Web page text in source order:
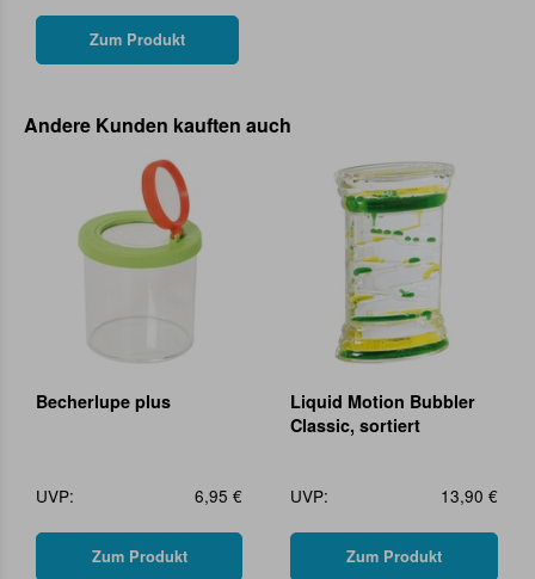
Zum Produkt
Andere Kunden kauften auch
Becherlupe plus
UVP: 6,95 €
Zum Produkt
Liquid Motion Bubbler
Classic, sortiert
UVP: 13,90 €
Zum Produkt